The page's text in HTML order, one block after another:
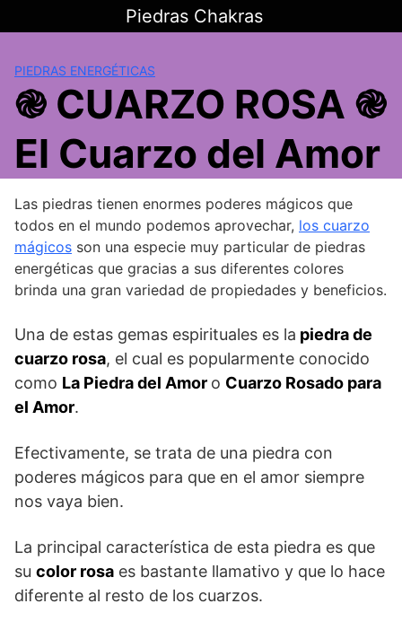
al
Piedras Chakras
PIEDRAS ENERGÉTICAS
֎ CUARZO ROSA ֎
El Cuarzo del Amor
Las piedras tienen enormes poderes mágicos que
todos en el mundo podemos aprovechar, los cuarzo
mágicos son una especie muy particular de piedras
energéticas que gracias a sus diferentes colores
brinda una gran variedad de propiedades y beneficios.
Una de estas gemas espirituales es la piedra de
cuarzo rosa, el cual es popularmente conocido
como La Piedra del Amor o Cuarzo Rosado para
el Amor.
Efectivamente, se trata de una piedra con
poderes mágicos para que en el amor siempre
nos vaya bien.
La principal característica de esta piedra es que
su color rosa es bastante llamativo y que lo hace
diferente al resto de los cuarzos.